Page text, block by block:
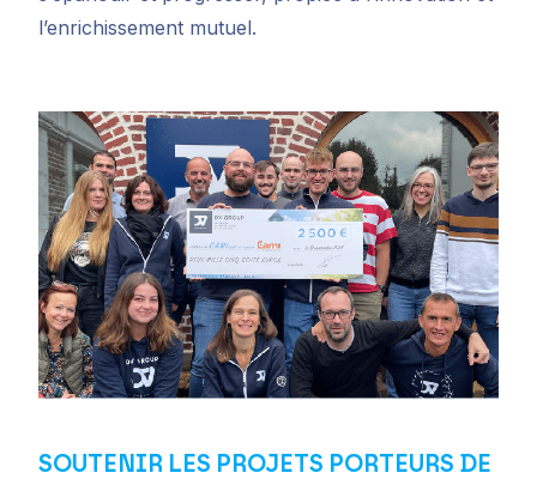
l’enrichissement mutuel.
SOUTENIR LES PROJETS PORTEURS DE